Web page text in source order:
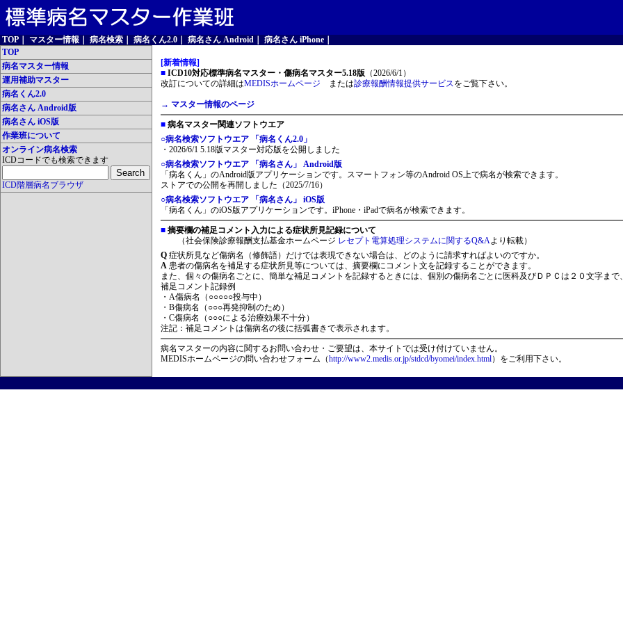
TOP マスター情報 病名検索 病名くん2.0 病名さん Android 病名さん iPhone
TOP
病名マスター情報
運用補助マスター
病名くん2.0
病名さん Android版
病名さん iOS版
作業班について
オンライン病名検索
ICDコードでも検索できます
ICD階層病名ブラウザ
[新着情報]
■ ICD10対応標準病名マスター・傷病名マスター5.18版 （2026/6/1）
改訂についての詳細はMEDISホームページ または診療報酬情報提供サービスをご覧下さい。
→ マスター情報のページ
■ 病名マスター関連ソフトウエア
○病名検索ソフトウエア 「病名くん2.0」
・2026/6/1 5.18版マスター対応版を公開しました
○病名検索ソフトウエア 「病名さん」 Android版
「病名くん」のAndroid版アプリケーションです。スマートフォン等のAndroid OS上で病名が検索できます。
ストアでの公開を再開しました（2025/7/16）
○病名検索ソフトウエア 「病名さん」 iOS版
「病名くん」のiOS版アプリケーションです。iPhone・iPadで病名が検索できます。
■ 摘要欄の補足コメント入力による症状所見記録について
（社会保険診療報酬支払基金ホームページ レセプト電算処理システムに関するQ&Aより転載）
Q 症状所見など傷病名（修飾語）だけでは表現できない場合は、どのように請求すればよいのですか。
A 患者の傷病名を補足する症状所見等については、摘要欄にコメント文を記録することができます。
また、個々の傷病名ごとに、簡単な補足コメントを記録するときには、個別の傷病名ごとに医科及びＤＰＣは２０文字まで
補足コメント記録例
・A傷病名（○○○○○投与中）
・B傷病名（○○○再発抑制のため）
・C傷病名（○○○による治療効果不十分）
注記：補足コメントは傷病名の後に括弧書きで表示されます。
病名マスターの内容に関するお問い合わせ・ご要望は、本サイトでは受け付けていません。
MEDISホームページの問い合わせフォーム（http://www2.medis.or.jp/stdcd/byomei/index.html）をご利用下さい。